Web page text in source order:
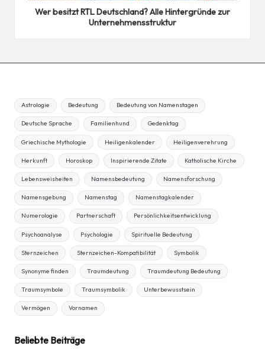
Wer besitzt RTL Deutschland? Alle Hintergründe zur
Unternehmensstruktur
Astrologie Bedeutung Bedeutung von Namenstagen
Deutsche Sprache Familienhund Gedenktag
Griechische Mythologie Heiligenkalender Heiligenverehrung
Herkunft Horoskop Inspirierende Zitate Katholische Kirche
Lebensweisheiten Namensbedeutung Namensforschung
Namensgebung Namenstag Namenstagkalender
Numerologie Partnerschaft Persönlichkeitsentwicklung
Psychoanalyse Psychologie Spirituelle Bedeutung
Sternzeichen Sternzeichen-Kompatibilität Symbolik
Synonyme finden Traumdeutung Traumdeutung Bedeutung
Traumsymbole Traumsymbolik Unterbewusstsein
Vermögen Vornamen
Beliebte Beiträge